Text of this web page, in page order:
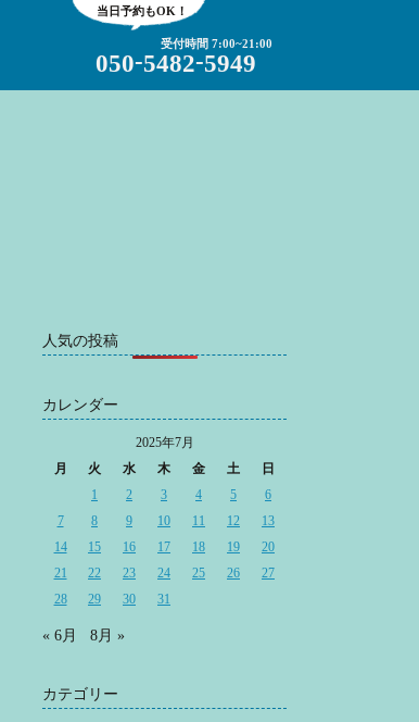
当日予約もOK！
受付時間 7:00~21:00
050-5482-5949
人気の投稿
カレンダー
2025年7月
月
火 水 木 金 土
日
1
2 3 4 5
6
7
8 9 10 11 12
13
14
15 16 17 18 19
20
21
22 23 24 25 26
27
28
29 30 31
« 6月 8月 »
カテゴリー